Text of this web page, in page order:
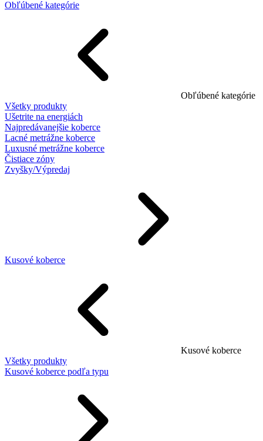
Obľúbené kategórie
Obľúbené kategórie
Všetky produkty
Ušetrite na energiách
Najpredávanejšie koberce
Lacné metrážne koberce
Luxusné metrážne koberce
Čistiace zóny
Zvyšky/Výpredaj
Kusové koberce
Kusové koberce
Všetky produkty
Kusové koberce podľa typu